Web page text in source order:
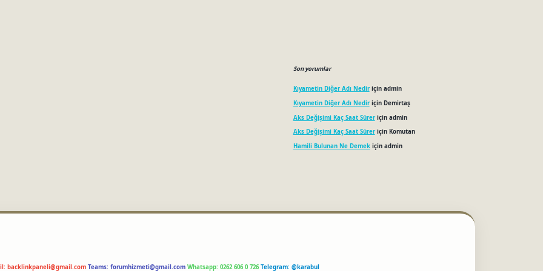
Son yorumlar
Kıyametin Diğer Adı Nediriçin admin
Kıyametin Diğer Adı Nediriçin Demirtaş
Aks Değişimi Kaç Saat Süreriçin admin
Aks Değişimi Kaç Saat Süreriçin Komutan
Hamili Bulunan Ne Demekiçin admin
backlinkpaneli@gmail.com Teams: forumhizmeti@gmail.com Whatsapp: 0262 606 0 726 Telegram: @karabul